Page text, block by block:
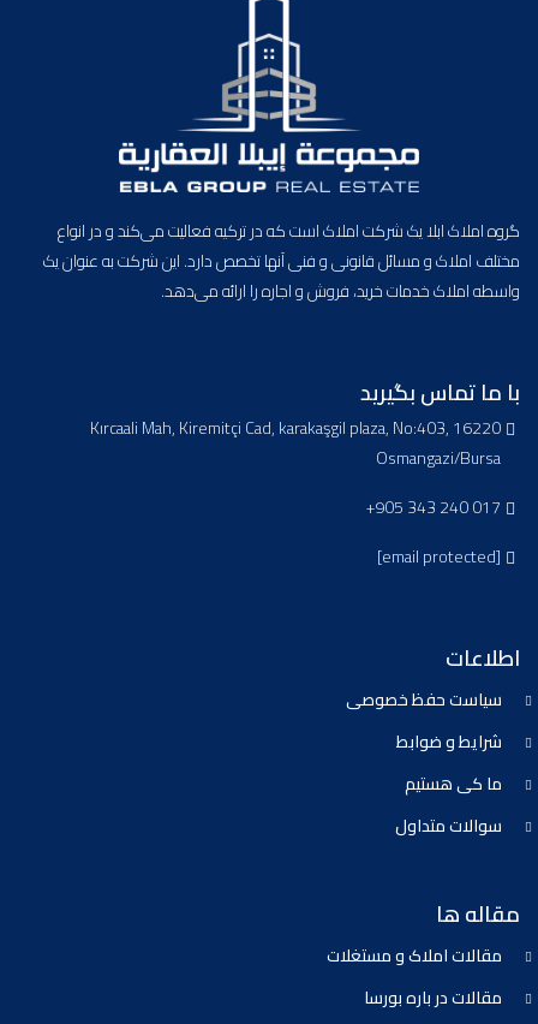
گروه املاک ابلا یک شرکت املاک است که در ترکیه فعالیت می‌کند و در انواع
مختلف املاک و مسائل قانونی و فنی آنها تخصص دارد. این شرکت به عنوان یک
واسطه املاک خدمات خرید، فروش و اجاره را ارائه می‌دهد.
با ما تماس بگیرید
Kırcaali Mah, Kiremitçi Cad, karakaşgil plaza, No:403, 16220
Osmangazi/Bursa
+905 343 240 017
[email protected]
اطلاعات
سیاست حفظ خصوصی
شرایط و ضوابط
ما کی هستیم
سوالات متداول
مقاله ها
مقالات املاک و مستغلات
مقالات در باره بورسا